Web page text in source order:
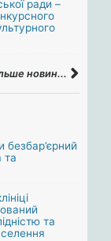
ради –
новин...
безбар’єрний
та
та